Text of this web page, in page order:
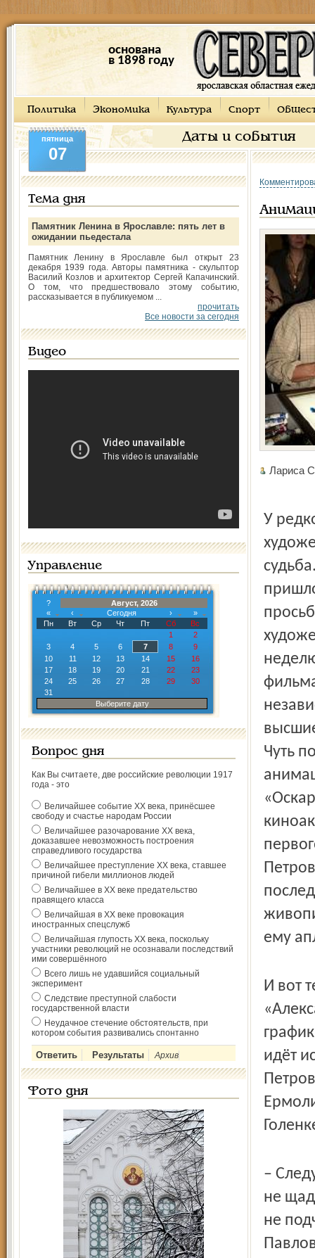
основана
в 1898 году
Политика Экономика Культура Спорт
Даты и события
пятница
07
Тема дня
Памятник Ленина в Ярославле: пять лет в
ожидании пьедестала
Памятник Ленину в Ярославле был открыт 23
декабря 1939 года. Авторы памятника - скульптор
Василий Козлов и архитектор Сергей Капачинский.
О том, что предшествовало этому событию,
рассказывается в публикуемом ...
прочитать
Все новости за сегодня
Видео
Управление
?
Август, 2026
«
‹ Сегодня ›
»
Пн
Вт Ср Чт Пт Сб
Вс
1
2
3
4 5 6 7 8
9
10
11 12 13 14 15
16
17
18 19 20 21 22
23
24
25 26 27 28 29
30
31
Выберите дату
Вопрос дня
Как Вы считаете, две российские революции 1917
года - это
Величайшее событие ХХ века, принёсшее
свободу и счастье народам России
Величайшее разочарование ХХ века,
доказавшее невозможность построения
справедливого государства
Величайшее преступление ХХ века, ставшее
причиной гибели миллионов людей
Величайшее в ХХ веке предательство
правящего класса
Величайшая в ХХ веке провокация
иностранных спецслужб
Величайшая глупость ХХ века, поскольку
участники революций не осознавали последствий
ими совершённого
Всего лишь не удавшийся социальный
эксперимент
Следствие преступной слабости
государственной власти
Неудачное стечение обстоятельств, при
котором события развивались спонтанно
Архив
Фото дня
Лариса
У
Чуть
ему
И вот
идёт
–
не
не